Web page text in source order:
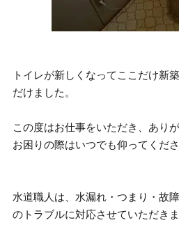
トイレが新しくなってここだけ新
だけました。
この度はお仕事をいただき、あり
お困りの際はいつでも仰ってくださ
水道職人は、水漏れ・つまり・故
のトラブルに対応させていただきま